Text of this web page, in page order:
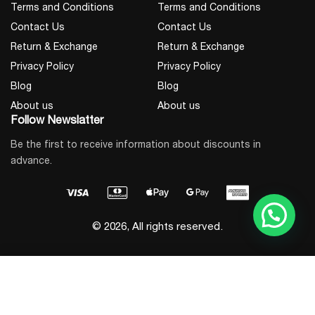
კავშირი
USB, RS232, SNMP
სლოტი, EPO
დეტალური მონაცემების გახსნა
მსგავსის შერჩევა
Terms and Conditions
Contact Us
Return & Exchange
Privacy Policy
Blog
About us
Terms and Conditions
Contact Us
Return & Exchange
Privacy Policy
Blog
About us
Follow Newslatter
Be the first to receive information about discounts in
advance.
© 2026, All rights reserved.